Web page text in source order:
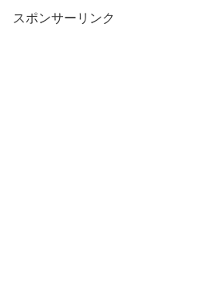
スポンサーリンク